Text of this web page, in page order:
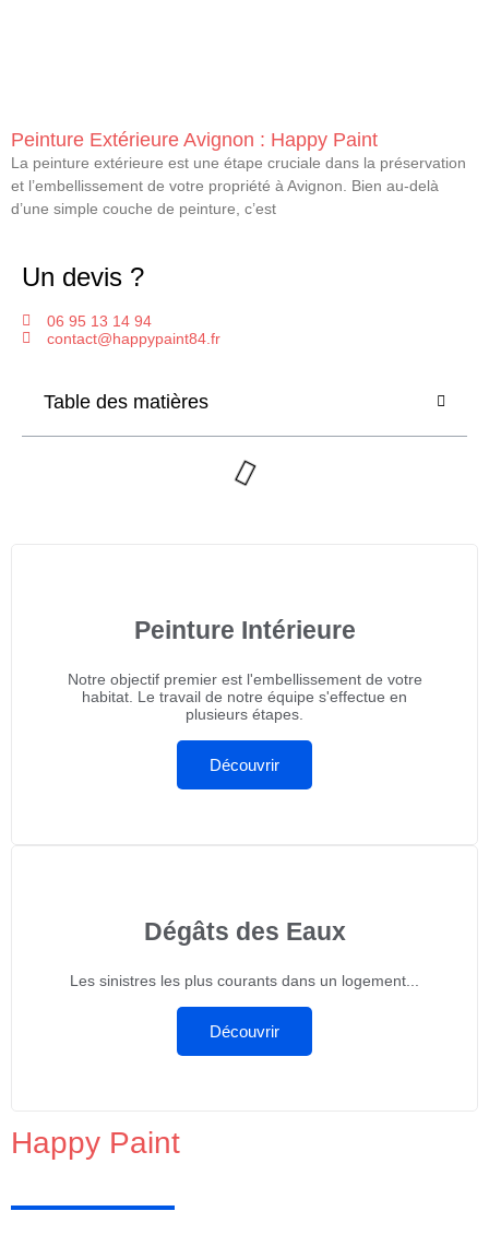
Un devis ?
06 95 13 14 94
contact@happypaint84.fr
Table des matières
Peinture Extérieure Avignon : Happy Paint
La peinture extérieure est une étape cruciale dans la préservation
et l’embellissement de votre propriété à Avignon. Bien au-delà
d’une simple couche de peinture, c’est
Peinture Intérieure
Notre objectif premier est l'embellissement de votre
habitat. Le travail de notre équipe s'effectue en
plusieurs étapes.
Découvrir
Dégâts des Eaux
Les sinistres les plus courants dans un logement...
Découvrir
Happy Paint